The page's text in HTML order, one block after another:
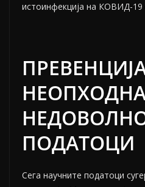
истоинфекција на КОВИД-19
ПОДАТОЦИ
Сега научните податоци